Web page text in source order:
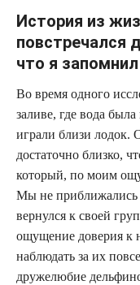
История из
повстречался
что я
Во время одного
заливе, где вода
играли близи
достаточно близко,
который, по моим
Мы не приближались
вернулся к своей
ощущение доверия к
наблюдать за их
дружелюбие